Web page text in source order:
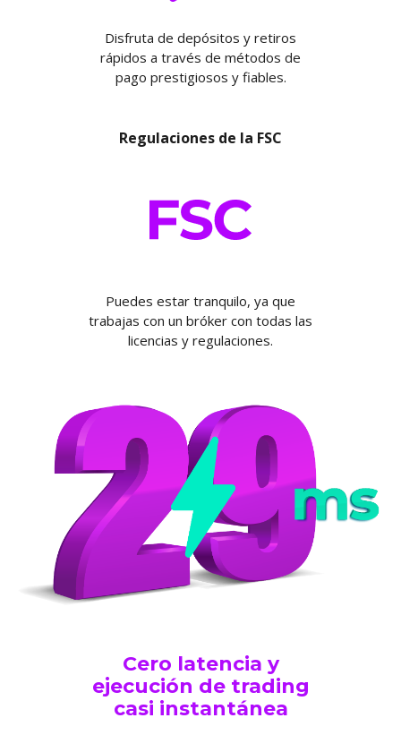
Disfruta de depósitos y retiros
rápidos a través de métodos de
pago prestigiosos y fiables.
Regulaciones de la FSC
Puedes estar tranquilo, ya que
trabajas con un bróker con todas las
licencias y regulaciones.
Cero latencia y
ejecución de trading
casi instantánea